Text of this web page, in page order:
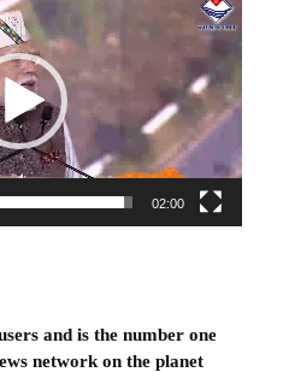
02:00
and is the number one
network on the planet